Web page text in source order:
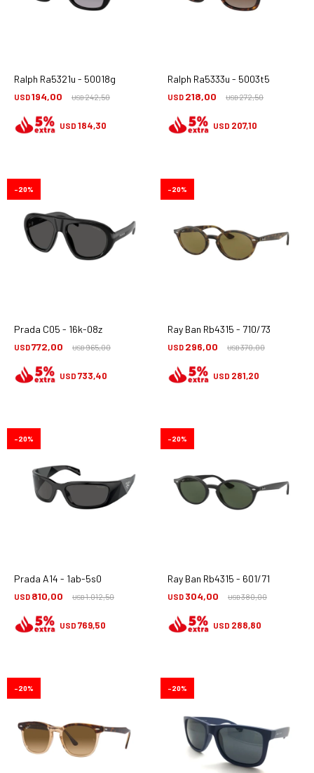
Ralph Ra5321u - 50018g
USD194,00 USD242,50
USD 184,30
Ralph Ra5333u - 5003t5
USD 218,00 USD272,50
USD 207,10
Prada C05 - 16k-08z
USD772,00 USD965,00
20
USD 733,40
Ray Ban Rb4315 - 710/73
USD 296,00 USD370,00
20
USD 281,20
Prada A14 - 1ab-5s0
USD 810,00 USD1.012,50
20
USD 769,50
Ray Ban Rb4315 - 601/71
USD 304,00 USD380,00
20
USD 288,80
20 20